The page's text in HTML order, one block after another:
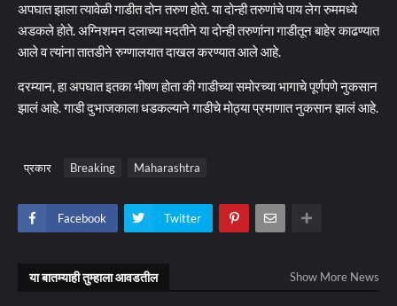
अपघात झाला त्यावेळी गाडीत दोन तरुण होते. या दोन्ही तरुणांचे पाय लेग रुममध्ये
अडकले होते. अग्निशमन दलाच्या मदतीने या दोन्ही तरुणांना गाडीतून बाहेर काढण्यात
आले व त्यांना तातडीने रुग्णालयात दाखल करण्यात आले आहे.
दरम्यान, हा अपघात इतका भीषण होता की गाडीच्या समोरच्या भागाचे पूर्णपणे नुकसान
झालं आहे. गाडी दुभाजकाला धडकल्याने गाडीचे मोठ्या प्रमाणात नुकसान झालं आहे.
प्रकार Breaking Maharashtra
Facebook Twitter
या बातम्याही तुम्हाला आवडतील Show More News